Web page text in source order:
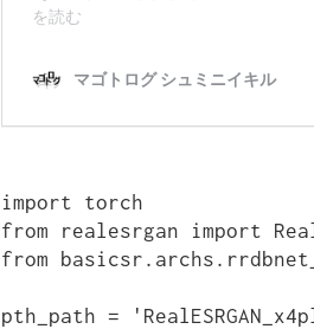
import torch
from realesrgan import
from
pth_path =